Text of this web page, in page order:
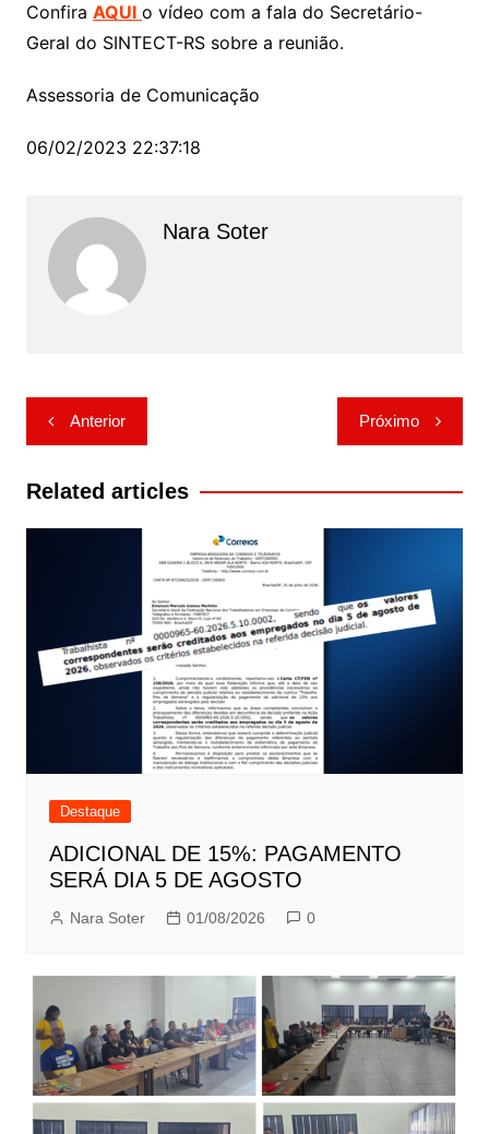
Confira AQUI o vídeo com a fala do Secretário-
Geral do SINTECT-RS sobre a reunião.
Assessoria de Comunicação
06/02/2023 22:37:18
Nara Soter
Navegação
de
Post
Anterior Próximo
Related articles
Destaque
ADICIONAL DE 15%: PAGAMENTO
SERÁ DIA 5 DE AGOSTO
Nara Soter 01/08/2026 0